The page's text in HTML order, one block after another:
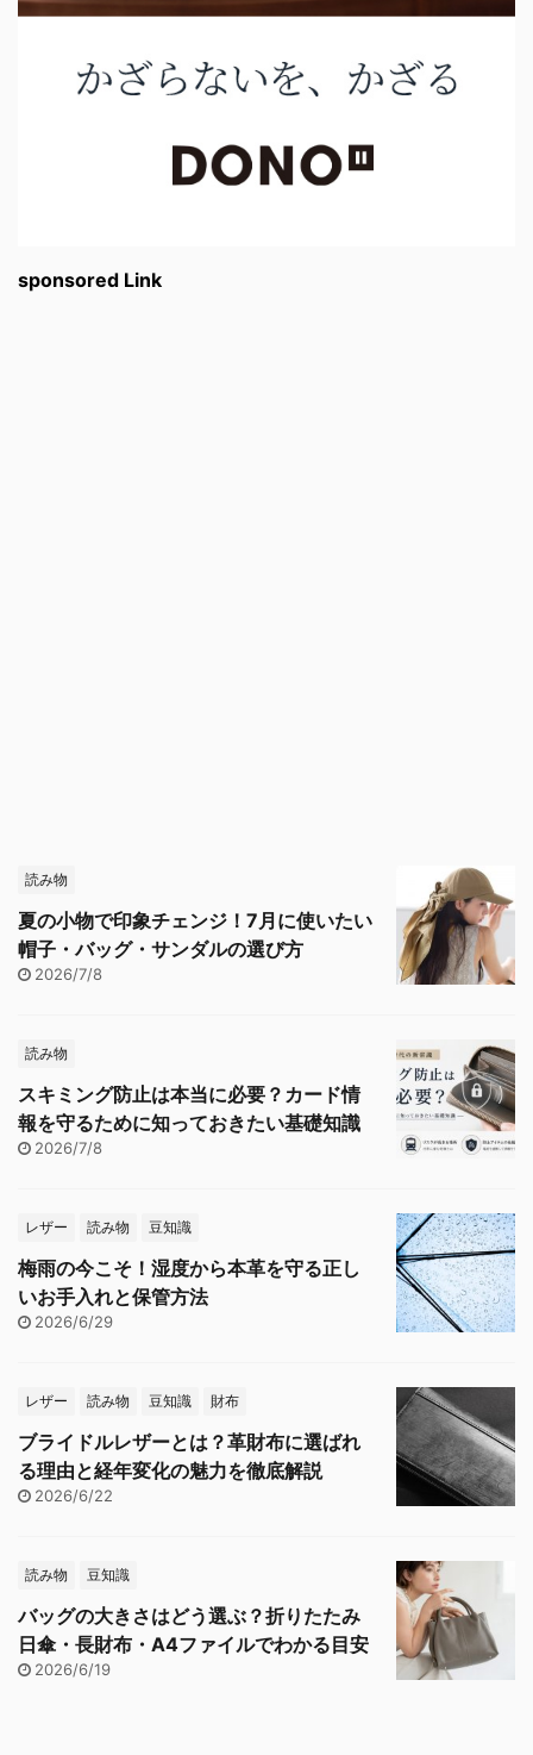
sponsored Link
読み物
夏の小物で印象チェンジ！7月に使いたい
帽子・バッグ・サンダルの選び方
2026/7/8
読み物
スキミング防止は本当に必要？カード情
報を守るために知っておきたい基礎知識
2026/7/8
レザー 読み物 豆知識
梅雨の今こそ！湿度から本革を守る正し
いお手入れと保管方法
2026/6/29
レザー 読み物 豆知識 財布
ブライドルレザーとは？革財布に選ばれ
る理由と経年変化の魅力を徹底解説
2026/6/22
読み物 豆知識
バッグの大きさはどう選ぶ？折りたたみ
日傘・長財布・A4ファイルでわかる目安
2026/6/19